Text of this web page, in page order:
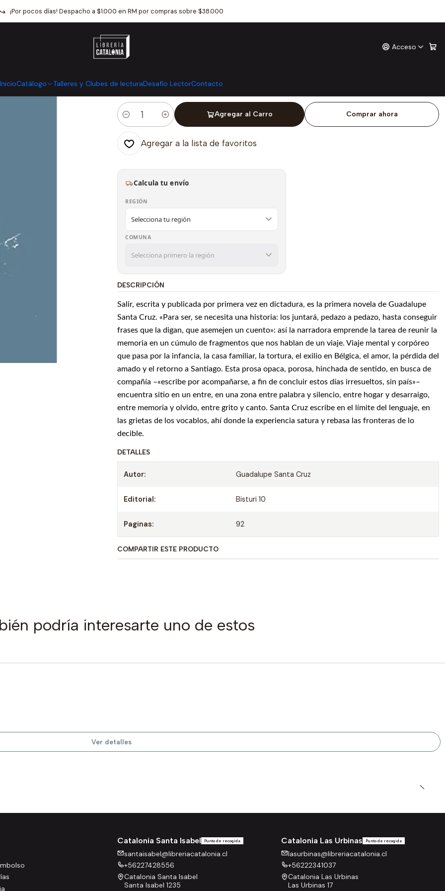
Acceso
InicioCatálogo Talleres y Clubes de lecturaDesafío LectorContacto
¡Por pocos días! Despacho a $1.000 en RM por compras sobre $38.000
Inicio Catálogo Narrativa Literatura Chilena Salir
|
Salir
Mostrar stock de ubicaciones
Cantidad
Agregar al Carro Comprar ahora
Agregar a la lista de favoritos
Calcula tu envío
REGIÓN
COMUNA
DESCRIPCIÓN
Salir, escrita y publicada por primera vez en dictadura, es la primera novela de Guadalupe
Santa Cruz. «Para ser, se necesita una historia: los juntará, pedazo a pedazo, hasta conseguir
frases que la digan, que asemejen un cuento»: así la narradora emprende la tarea de reunir la
memoria en un cúmulo de fragmentos que nos hablan de un viaje. Viaje mental y corpóreo
que pasa por la infancia, la casa familiar, la tortura, el exilio en Bélgica, el amor, la pérdida del
amado y el retorno a Santiago. Esta prosa opaca, porosa, hinchada de sentido, en busca de
compañía –«escribe por acompañarse, a fin de concluir estos días irresueltos, sin país»–
encuentra sitio en un entre, en una zona entre palabra y silencio, entre hogar y desarraigo,
entre memoria y olvido, entre grito y canto. Santa Cruz escribe en el límite del lenguaje, en
las grietas de los vocablos, ahí donde la experiencia satura y rebasa las fronteras de lo
decible.
DETALLES
Autor: Guadalupe Santa Cruz
Editorial: Bisturi 10
Paginas: 92
COMPARTIR ESTE PRODUCTO
podría interesarte uno de estos
Ver detalles
Catalonia Santa Isabel Punto de recogida
santaisabel@libreriacatalonia.cl
+56227428556
Catalonia Santa Isabel
Santa Isabel 1235
Catalonia Las Urbinas Punto de recogida
lasurbinas@libreriacatalonia.cl
+56222341037
Catalonia Las Urbinas
Las Urbinas 17